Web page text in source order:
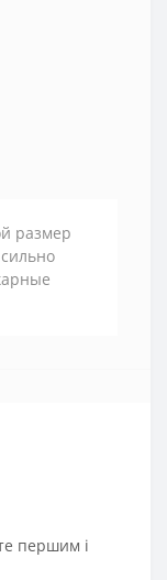
размер
першим і